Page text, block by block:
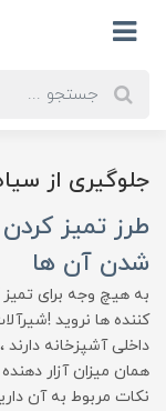
جلوگیری از
طرز تمیز
شدن آن ها
به هیچ وجه برای
کننده ها نروید
داخلی آشپزخانه
همان میزان آزار
نکات مربوط به آن